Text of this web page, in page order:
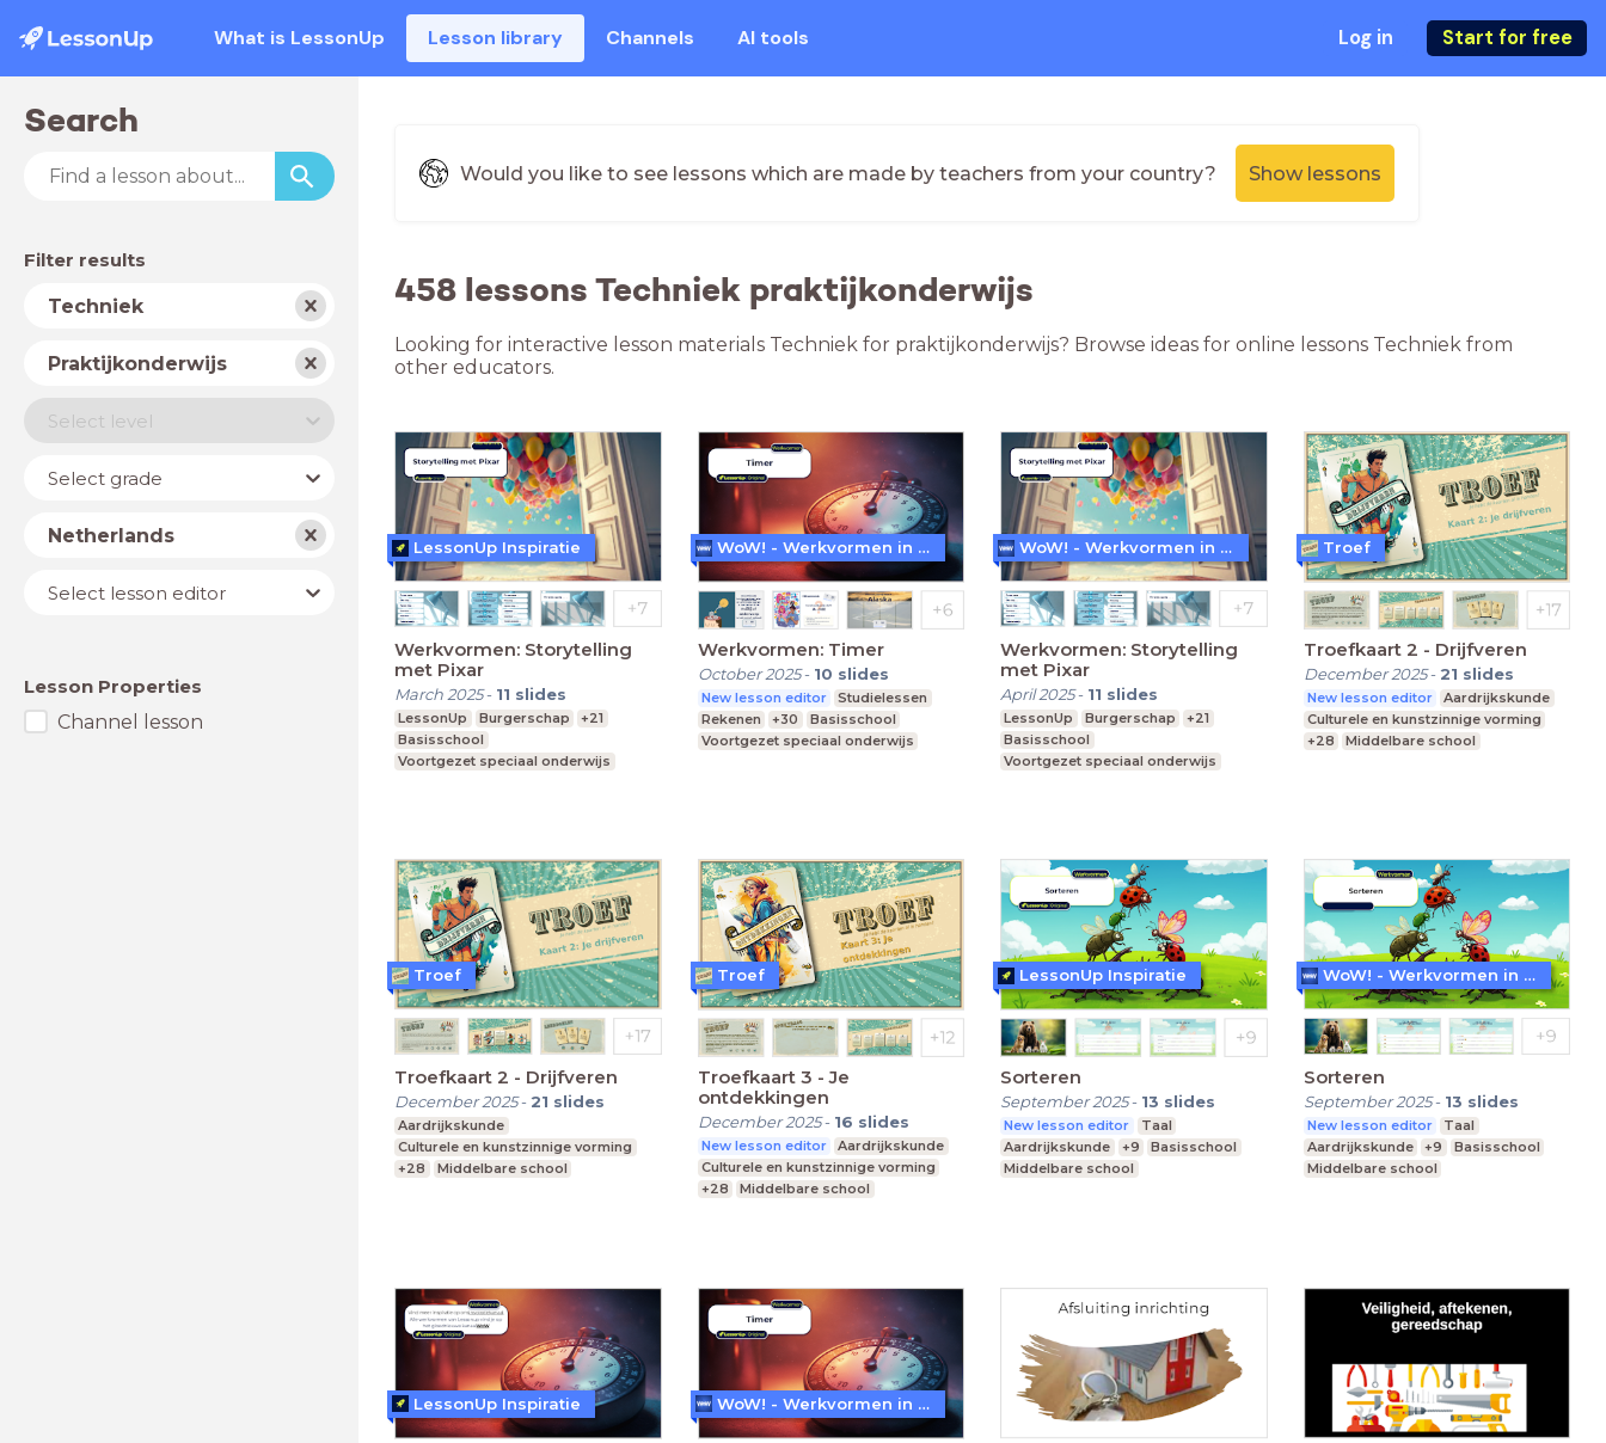
What is LessonUp Lesson library Channels AI tools Log in Start for free
Search
Filter results
Subject
Techniek
School
typePraktijkonderwijs
Level
Select level
YearSelect grade
Country
Netherlands
Lesson
editor
Select lesson editor
Lesson Properties
Channel lesson
Would you like to see lessons which are made by teachers from your country? Show lessons
458 lessons Techniek praktijkonderwijs
Looking for interactive lesson materials Techniek for praktijkonderwijs? Browse ideas for online lessons Techniek from
other educators.
Werkvormen: Storytelling
met Pixar
March 2025- 11 slides
LessonUp Burgerschap
+21
Basisschool
Voortgezet speciaal onderwijs
LessonUp Inspiratie
Werkvormen: Timer
October 2025- 10 slides
New lesson editor
Studielessen
Rekenen
+30
Basisschool
Voortgezet speciaal onderwijs
WoW! - Werkvormen in LessonUp
Werkvormen: Storytelling
met Pixar
April 2025- 11 slides
LessonUp Burgerschap
+21
Basisschool
Voortgezet speciaal onderwijs
WoW! - Werkvormen in LessonUp
Troefkaart 2 - Drijfveren
December 2025- 21 slides
New lesson editor
Aardrijkskunde
Culturele en kunstzinnige vorming
+28
Middelbare school
Troef
Troefkaart 2 - Drijfveren
December 2025- 21 slides
Aardrijkskunde
Culturele en kunstzinnige vorming
+28
Middelbare school
Troef
Troefkaart 3 - Je
ontdekkingen
December 2025- 16 slides
New lesson editor
Aardrijkskunde
Culturele en kunstzinnige vorming
+28
Middelbare school
Troef
Sorteren
September 2025- 13 slides
New lesson editor
Taal
Aardrijkskunde
+9
Basisschool
Middelbare school
LessonUp Inspiratie
Sorteren
September 2025- 13 slides
New lesson editor
Taal
Aardrijkskunde
+9
Basisschool
Middelbare school
WoW! - Werkvormen in LessonUp
LessonUp Inspiratie WoW! - Werkvormen in LessonUp